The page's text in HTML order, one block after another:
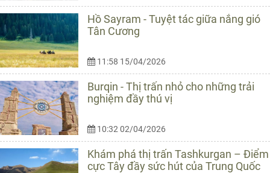
Hồ Sayram - Tuyệt tác giữa nắng gió
Tân Cương
11:58 15/04/2026
Burqin - Thị trấn nhỏ cho những trải
nghiệm đầy thú vị
10:32 02/04/2026
Khám phá thị trấn Tashkurgan – Điểm
cực Tây đầy sức hút của Trung Quốc